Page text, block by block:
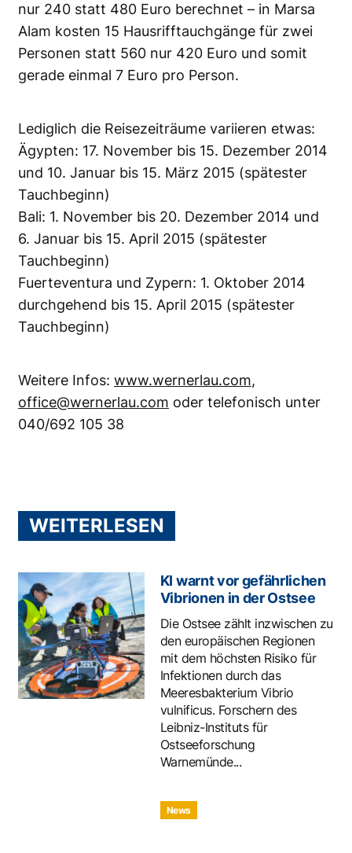
nur 240 statt 480 Euro berechnet – in Marsa
Alam kosten 15 Hausrifftauchgänge für zwei
Personen statt 560 nur 420 Euro und somit
gerade einmal 7 Euro pro Person.
Lediglich die Reisezeiträume variieren etwas:
Ägypten: 17. November bis 15. Dezember 2014
und 10. Januar bis 15. März 2015 (spätester
Tauchbeginn)
Bali: 1. November bis 20. Dezember 2014 und
6. Januar bis 15. April 2015 (spätester
Tauchbeginn)
Fuerteventura und Zypern: 1. Oktober 2014
durchgehend bis 15. April 2015 (spätester
Tauchbeginn)
Weitere Infos: www.wernerlau.com,
office@wernerlau.com oder telefonisch unter
040/692 105 38
WEITERLESEN
KI warnt vor gefährlichen
Vibrionen in der Ostsee
Die Ostsee zählt inzwischen zu
den europäischen Regionen
mit dem höchsten Risiko für
Infektionen durch das
Meeresbakterium Vibrio
vulnificus. Forschern des
Leibniz-Instituts für
Ostseeforschung
Warnemünde...
News